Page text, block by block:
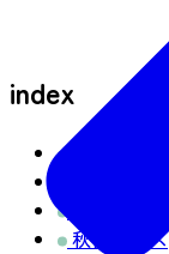
index
仙台中心部
奥新川コ
東部海岸
秋保コース